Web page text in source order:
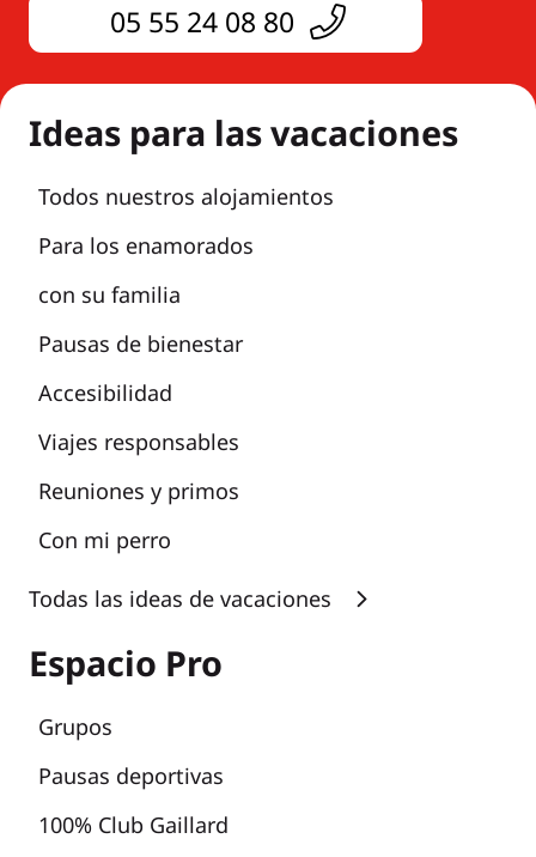
05 55 24 08 80
Ideas para las vacaciones
Todos nuestros alojamientos
Para los enamorados
con su familia
Pausas de bienestar
Accesibilidad
Viajes responsables
Reuniones y primos
Con mi perro
Todas las ideas de vacaciones
Espacio Pro
Grupos
Pausas deportivas
100% Club Gaillard